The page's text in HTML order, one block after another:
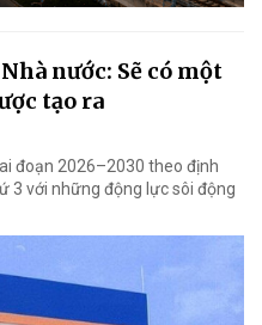
nước: Sẽ có một
tạo ra
đoạn 2026–2030 theo định
3 với những động lực sôi động